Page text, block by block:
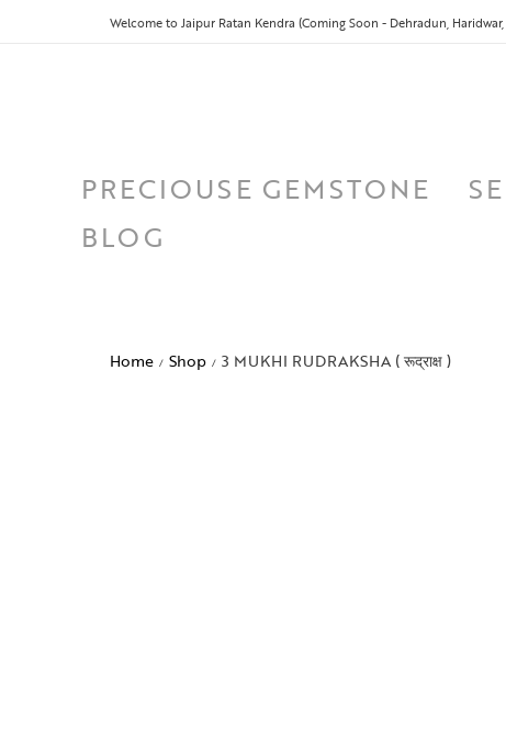
Welcome to Jaipur Ratan Kendra (Coming Soon - Dehradun,
PRECIOUSE GEMSTONE
BLOG
Home / Shop / 3 MUKHI RUDRAKSHA ( रूद्राक्ष )